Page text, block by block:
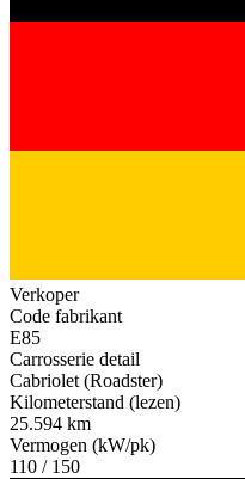
Verkoper
Code fabrikant
E85
Carrosserie detail
Cabriolet (Roadster)
Kilometerstand (lezen)
25.594 km
Vermogen (kW/pk)
110 / 150